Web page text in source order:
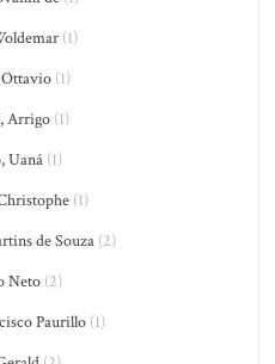
(1)
(1)
Arrigo(1)
Uaná (1)
(1)
de Souza (2)
Neto(2)
Paurillo (1)